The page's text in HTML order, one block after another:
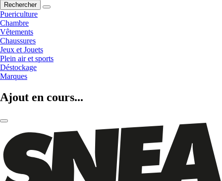
Rechercher
Puericulture
Chambre
Vêtements
Chaussures
Jeux et Jouets
Plein air et sports
Déstockage
Marques
Ajout en cours...